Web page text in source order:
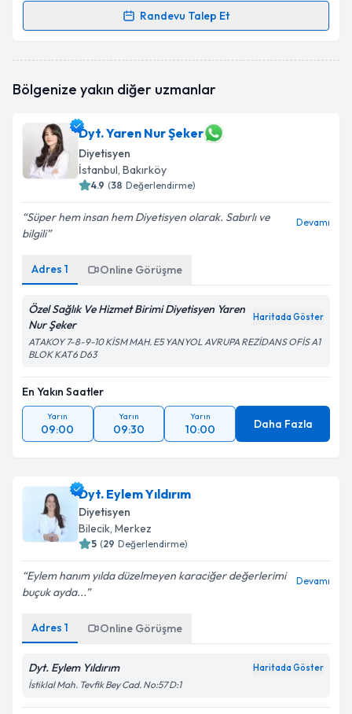
Randevu Talep Et
Randevu Takvimi Talebi
Size bu uzmandan randevu almanız için bir takvim
E-posta Adresiniz
Kişisel verilerimin işlenmesine ilişkinAydınlatma
Bölgenize yakın diğer uzmanlar
Dyt. Yaren Nur Şeker
Diyetisyen
İstanbul, Bakırköy
4.9 (38 Değerlendirme)
Süper hem insan hem Diyetisyen olarak. Sabırlı ve
bilgili
Devamı
Adres 1 Online Görüşme
Özel Sağlık Ve Hizmet Birimi Diyetisyen Yaren
Nur Şeker
Haritada Göster
ATAKOY 7-8-9-10 KİSM MAH. E5 YANYOL AVRUPA REZİDANS OFİS A1
BLOK KAT6 D63
En Yakın Saatler
Yarın
09:00
Yarın
09:30
Yarın
10:00 Daha Fazla
Dyt. Eylem Yıldırım
Diyetisyen
Bilecik, Merkez
5 (29 Değerlendirme)
Eylem hanım yılda düzelmeyen karaciğer değerlerimi
buçuk ayda...
Devamı
Adres 1 Online Görüşme
Dyt. Eylem Yıldırım Haritada Göster
İstiklal Mah. Tevfik Bey Cad. No:57 D:1